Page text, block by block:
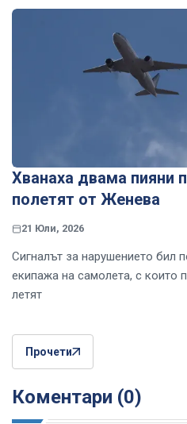
Хванаха двама пияни
полетят от Женева
21 Юли, 2026
Сигналът за нарушението бил
екипажа на самолета, с които
летят
Прочети
Коментари (0)